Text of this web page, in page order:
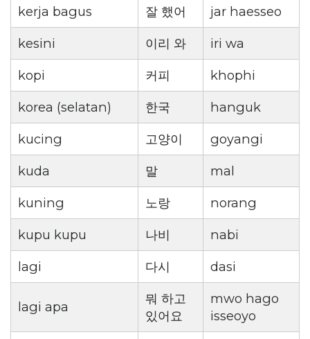
kerja bagus
잘 했어
jar haesseo
kesini
이리 와
iri wa
kopi
커피
khophi
korea (selatan)
한국
hanguk
kucing
고양이
goyangi
kuda
말
mal
kuning
노랑
norang
kupu kupu
나비
nabi
lagi
다시 dasi
lagi apa
뭐 하고
있어요
mwo hago
isseoyo